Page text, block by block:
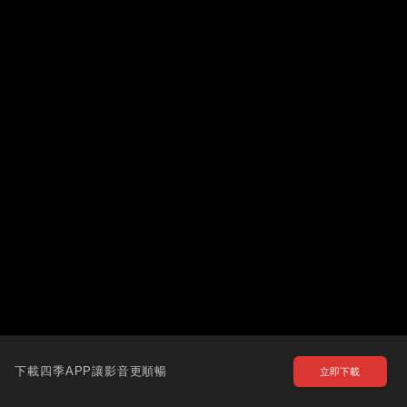
下載四季APP讓影音更順暢 立即下載